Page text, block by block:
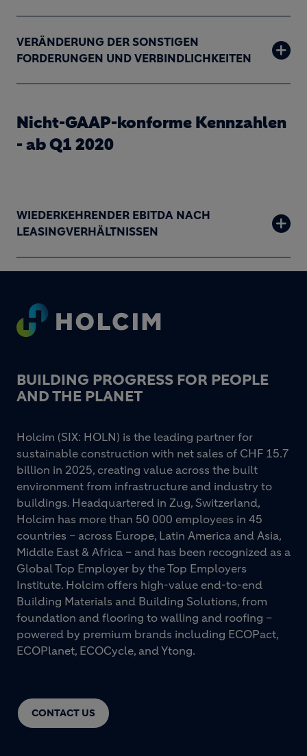
VERÄNDERUNG DER SONSTIGEN
FORDERUNGEN UND VERBINDLICHKEITEN
Nicht-GAAP-konforme Kennzahlen
- ab Q1 2020
WIEDERKEHRENDER EBITDA NACH
LEASINGVERHÄLTNISSEN
Footer
BUILDING PROGRESS FOR PEOPLE
AND THE PLANET
CONTACT US
Holcim (SIX: HOLN) is the leading partner for
sustainable construction with net sales of CHF 15.7
billion in 2025, creating value across the built
environment from infrastructure and industry to
buildings. Headquartered in Zug, Switzerland,
Holcim has more than 50 000 employees in 45
countries – across Europe, Latin America and Asia,
Middle East & Africa – and has been recognized as a
Global Top Employer by the Top Employers
Institute. Holcim offers high-value end-to-end
Building Materials and Building Solutions, from
foundation and flooring to walling and roofing –
powered by premium brands including ECOPact,
ECOPlanet, ECOCycle, and Ytong.